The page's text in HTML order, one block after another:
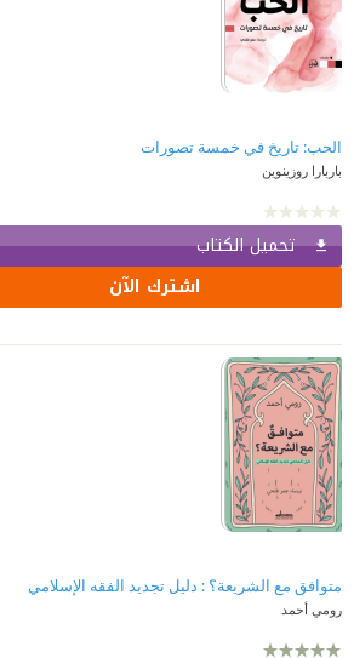
الحب: تاريخ في خمسة تصورات
باربارا روزينوين
تحميل الكتاب
اشترك الآن
متوافق مع الشريعة؟ : دليل تجديد الفقه الإسلامي
رومي أحمد